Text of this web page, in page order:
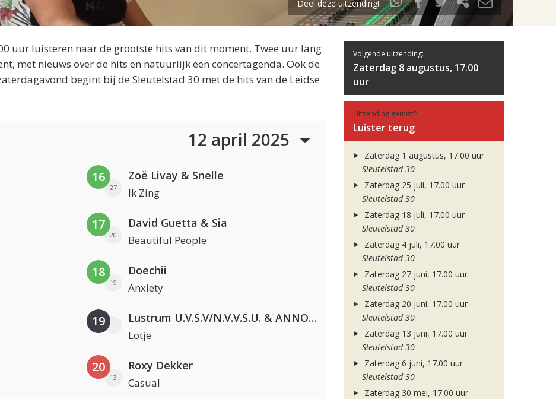
Deel deze uitzending!
uur luisteren naar de grootste hits van dit moment. Twee uur lang
met nieuws over de hits en natuurlijk een concertagenda. Ook de
begint bij de Sleutelstad 30 met de hits van de Leidse
12 april 2025
16
27
Zoë Livay & Snelle
Ik Zing
17
20
David Guetta & Sia
Beautiful People
18
19
Doechii
Anxiety
19 Lustrum U.V.S.V/N.V.V.S.U. & ANNO ONS & Jopke van Dobbenburgh & Roeland Beelen
Lotje
20
13
Roxy Dekker
Casual
Volgende uitzending:
Zaterdag 8 augustus, 17.00
uur
Uitzending gemist?
Luister terug
Zaterdag 1 augustus, 17.00 uur
Sleutelstad 30
Zaterdag 25 juli, 17.00 uur
Sleutelstad 30
Zaterdag 18 juli, 17.00 uur
Sleutelstad 30
Zaterdag 4 juli, 17.00 uur
Sleutelstad 30
Zaterdag 27 juni, 17.00 uur
Sleutelstad 30
Zaterdag 20 juni, 17.00 uur
Sleutelstad 30
Zaterdag 13 juni, 17.00 uur
Sleutelstad 30
Zaterdag 6 juni, 17.00 uur
Sleutelstad 30
Zaterdag 30 mei, 17.00 uur